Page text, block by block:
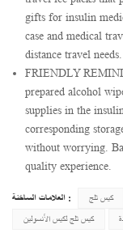
gifts for insulin
case and medical
distance travel needs.
FRIENDLY
prepared alcohol
supplies in the
corresponding
without worrying.
quality experience.
العلامات الساخنة : كيس ثلج
كيس ثلج لكيس الأنسولين